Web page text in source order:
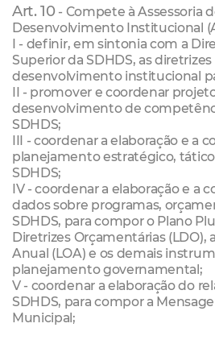
Art. 10- Compete à Assessoria
Desenvolvimento Institucional
I - definir, em sintonia com a
Superior da SDHDS, as
desenvolvimento institucional
II - promover e coordenar
desenvolvimento de
SDHDS;
III - coordenar a elaboração e a
planejamento estratégico,
SDHDS;
IV - coordenar a elaboração e a
dados sobre programas,
SDHDS, para compor o Plano
Diretrizes Orçamentárias (LDO),
Anual (LOA) e os demais
planejamento governamental;
V - coordenar a elaboração do
SDHDS, para compor a
Municipal;